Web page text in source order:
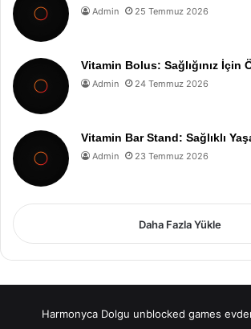
Admin 25 Temmuz 2026
Vitamin Bolus: Sağlığınız İçin
Admin 24 Temmuz 2026
Vitamin Bar Stand: Sağlıklı
Admin 23 Temmuz 2026
Daha Fazla Yükle
Harmonyca Dolgu unblocked games